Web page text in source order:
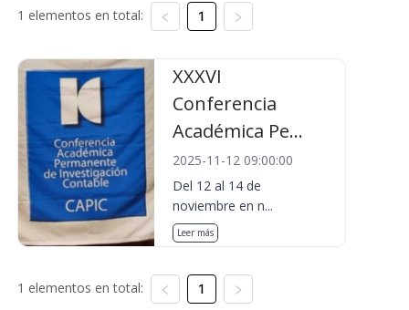
1 elementos en total: 1
XXXVI
Conferencia
Académica Pe...
2025-11-12 09:00:00
Del 12 al 14 de
noviembre en n...
Leer más
1 elementos en total: 1